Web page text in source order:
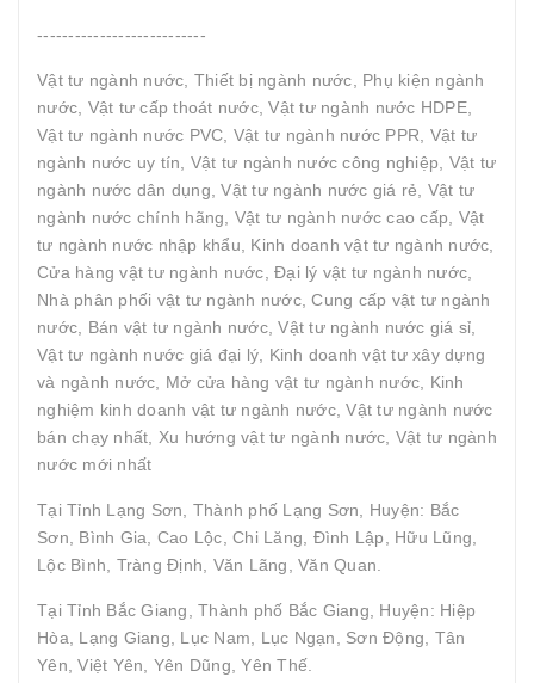
---------------------------
Vật tư ngành nước, Thiết bị ngành nước, Phụ kiện ngành
nước, Vật tư cấp thoát nước, Vật tư ngành nước HDPE,
Vật tư ngành nước PVC, Vật tư ngành nước PPR, Vật tư
ngành nước uy tín, Vật tư ngành nước công nghiệp, Vật tư
ngành nước dân dụng, Vật tư ngành nước giá rẻ, Vật tư
ngành nước chính hãng, Vật tư ngành nước cao cấp, Vật
tư ngành nước nhập khẩu, Kinh doanh vật tư ngành nước,
Cửa hàng vật tư ngành nước, Đại lý vật tư ngành nước,
Nhà phân phối vật tư ngành nước, Cung cấp vật tư ngành
nước, Bán vật tư ngành nước, Vật tư ngành nước giá sỉ,
Vật tư ngành nước giá đại lý, Kinh doanh vật tư xây dựng
và ngành nước, Mở cửa hàng vật tư ngành nước, Kinh
nghiệm kinh doanh vật tư ngành nước, Vật tư ngành nước
bán chạy nhất, Xu hướng vật tư ngành nước, Vật tư ngành
nước mới nhất
Tại Tỉnh Lạng Sơn, Thành phố Lạng Sơn, Huyện: Bắc
Sơn, Bình Gia, Cao Lộc, Chi Lăng, Đình Lập, Hữu Lũng,
Lộc Bình, Tràng Định, Văn Lãng, Văn Quan.
Tại Tỉnh Bắc Giang, Thành phố Bắc Giang, Huyện: Hiệp
Hòa, Lạng Giang, Lục Nam, Lục Ngạn, Sơn Động, Tân
Yên, Việt Yên, Yên Dũng, Yên Thế.